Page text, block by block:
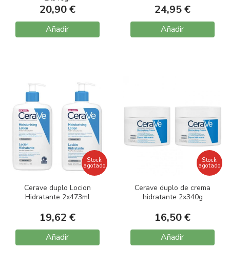
20,90 €
Añadir
24,95 €
Añadir
Stock
agotado
Cerave duplo Locion
Hidratante 2x473ml
19,62 €
Añadir
Stock
agotado
Cerave duplo de crema
hidratante 2x340g
16,50 €
Añadir